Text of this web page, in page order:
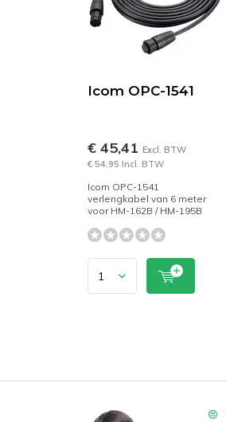
Icom OPC-1541
€ 45,41 Excl. BTW
€ 54,95 Incl. BTW
Icom OPC-1541
verlengkabel van 6 meter
voor HM-162B / HM-195B